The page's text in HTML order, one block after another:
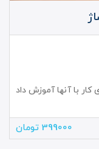
کار با آنها آموزش داد
399000 تومان